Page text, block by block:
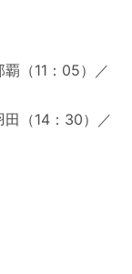
（11：05）／
（14：30）／